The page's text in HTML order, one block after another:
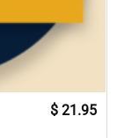
$ 21.95